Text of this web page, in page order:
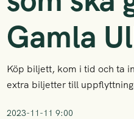
Gamla
Köp biljett, kom i tid och ta
extra biljetter till
2023-11-11 9:00